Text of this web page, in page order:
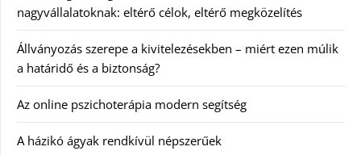
nagyvállalatoknak: eltérő célok, eltérő megközelítés
Állványozás szerepe a kivitelezésekben – miért ezen múlik
a határidő és a biztonság?
Az online pszichoterápia modern segítség
A házikó ágyak rendkívül népszerűek